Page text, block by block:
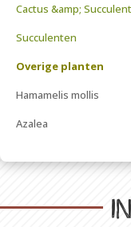
Cactus &amp;
Succulenten
Overige planten
Hamamelis mollis
Azalea